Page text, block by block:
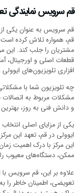
قم سرویس نمایندگی
قم سرویس به عنوان یکی از
قم، همواره تلاش کرده
مشتریان را جلب کند. این
قطعات اصلی و اورجینال،
افزاری تلویزیون‌های
چه تلویزیون شما با
مشکلات مربوط به
و دانش فنی به روز،
یکی از مزایای اصلی
ایوولی در قم، تعهد این
این مرکز با درک اهمیت
ممکن، دستگاه‌های معیوب
علاوه بر این، قم سرویس با
تعویضی، اطمینان خاطر را